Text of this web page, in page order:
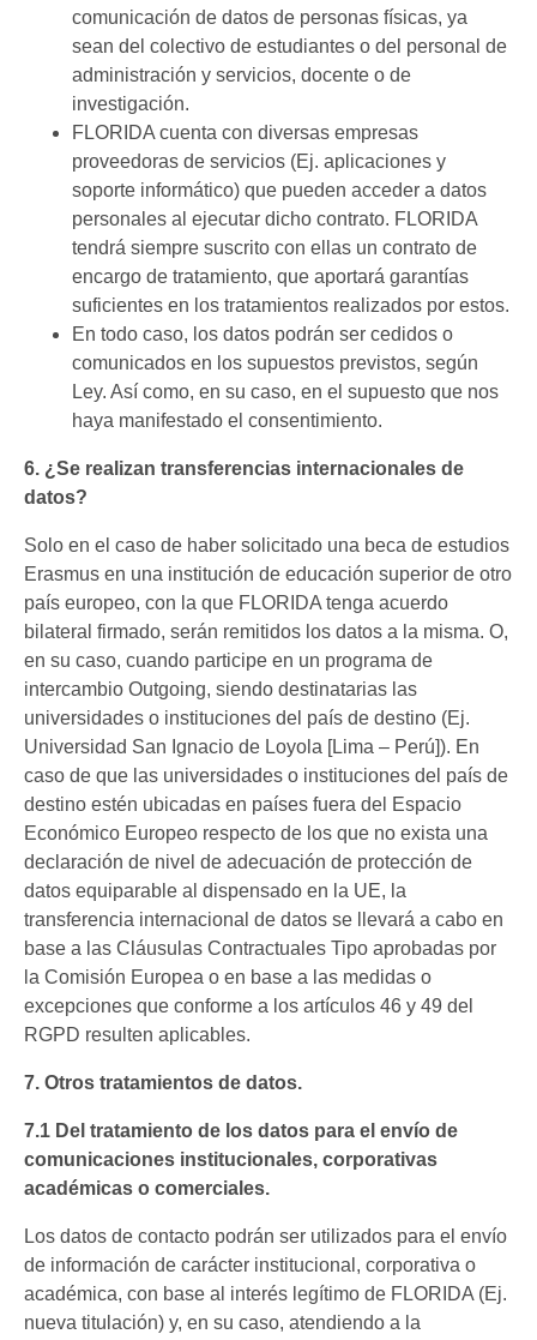
comunicación de datos de personas físicas, ya
sean del colectivo de estudiantes o del personal de
administración y servicios, docente o de
investigación.
FLORIDA cuenta con diversas empresas
proveedoras de servicios (Ej. aplicaciones y
soporte informático) que pueden acceder a datos
personales al ejecutar dicho contrato. FLORIDA
tendrá siempre suscrito con ellas un contrato de
encargo de tratamiento, que aportará garantías
suficientes en los tratamientos realizados por estos.
En todo caso, los datos podrán ser cedidos o
comunicados en los supuestos previstos, según
Ley. Así como, en su caso, en el supuesto que nos
haya manifestado el consentimiento.
6. ¿Se realizan transferencias internacionales de
datos?
Solo en el caso de haber solicitado una beca de estudios
Erasmus en una institución de educación superior de otro
país europeo, con la que FLORIDA tenga acuerdo
bilateral firmado, serán remitidos los datos a la misma. O,
en su caso, cuando participe en un programa de
intercambio Outgoing, siendo destinatarias las
universidades o instituciones del país de destino (Ej.
Universidad San Ignacio de Loyola [Lima – Perú]). En
caso de que las universidades o instituciones del país de
destino estén ubicadas en países fuera del Espacio
Económico Europeo respecto de los que no exista una
declaración de nivel de adecuación de protección de
datos equiparable al dispensado en la UE, la
transferencia internacional de datos se llevará a cabo en
base a las Cláusulas Contractuales Tipo aprobadas por
la Comisión Europea o en base a las medidas o
excepciones que conforme a los artículos 46 y 49 del
RGPD resulten aplicables.
7. Otros tratamientos de datos.
7.1 Del tratamiento de los datos para el envío de
comunicaciones institucionales, corporativas
académicas o comerciales.
Los datos de contacto podrán ser utilizados para el envío
de información de carácter institucional, corporativa o
académica, con base al interés legítimo de FLORIDA (Ej.
nueva titulación) y, en su caso, atendiendo a la